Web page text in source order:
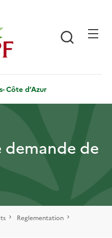
Côte d’Azur
demande de
Reglementation